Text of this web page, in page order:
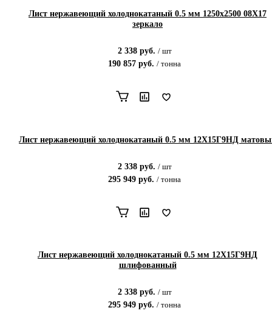
Лист нержавеющий холоднокатаный 0.5 мм 1250x2500 08Х17
зеркало
2 338руб. / шт
190 857 руб. / тонна
Лист нержавеющий холоднокатаный 0.5 мм 12X15Г9НД
2 338руб. / шт
295 949 руб. / тонна
Лист нержавеющий холоднокатаный 0.5 мм 12X15Г9НД
шлифованный
2 338руб. / шт
295 949 руб. / тонна